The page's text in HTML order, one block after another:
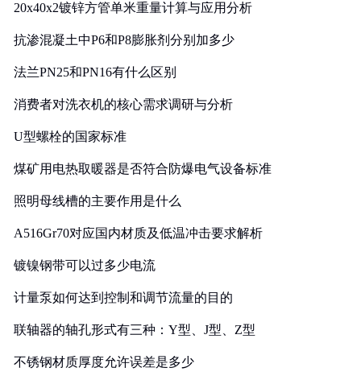
20x40x2镀锌方管单米重量计算与应用分析
抗渗混凝土中P6和P8膨胀剂分别加多少
法兰PN25和PN16有什么区别
消费者对洗衣机的核心需求调研与分析
U型螺栓的国家标准
煤矿用电热取暖器是否符合防爆电气设备标准
照明母线槽的主要作用是什么
A516Gr70对应国内材质及低温冲击要求解析
镀镍钢带可以过多少电流
计量泵如何达到控制和调节流量的目的
联轴器的轴孔形式有三种：Y型、J型、Z型
不锈钢材质厚度允许误差是多少